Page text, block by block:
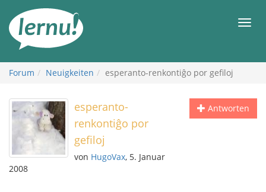
Inhalt
Forum Neuigkeiten esperanto-renkontiĝo por gefiloj
Antworten
esperanto-
renkontiĝo por
gefiloj
von HugoVax, 5. Januar
2008